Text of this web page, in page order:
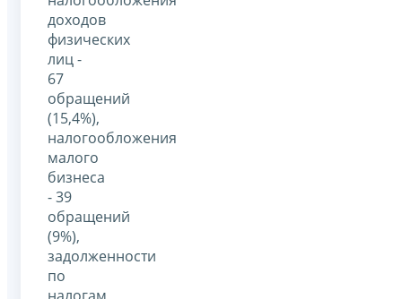
доходов
физических
лиц -
67
обращений
(15,4%),
налогообложения
малого
бизнеса
- 39
обращений
(9%),
задолженности
по